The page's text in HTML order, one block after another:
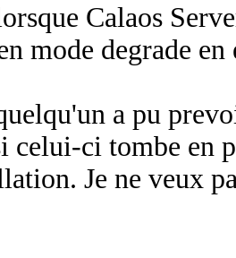
Calaos
mode degrade
a pu
celui-ci tombe en
Je ne veux